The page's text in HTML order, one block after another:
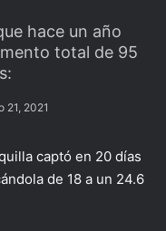
hace un año
total de 95
21, 2021
captó en 20 días
de 18 a un 24.6